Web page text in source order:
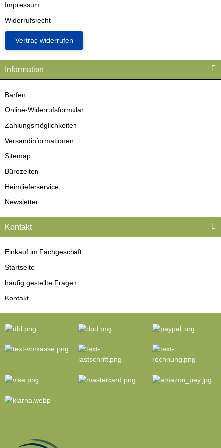
Impressum
Widerrufsrecht
Vertrag widerrufen
Information
Barfen
Online-Widerrufsformular
Zahlungsmöglichkeiten
Versandinformationen
Sitemap
Bürozeiten
Heimlieferservice
Newsletter
Kontakt
Einkauf im Fachgeschäft
Startseite
häufig gestellte Fragen
Kontakt